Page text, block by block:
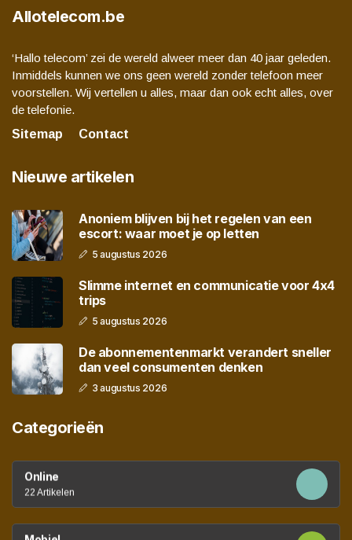
Allotelecom.be
‘Hallo telecom’ zei de wereld alweer meer dan 40 jaar geleden.
Inmiddels kunnen we ons geen wereld zonder telefoon meer
voorstellen. Wij vertellen u alles, maar dan ook echt alles, over
de telefonie.
Sitemap
Contact
Nieuwe artikelen
Anoniem blijven bij het regelen van een
escort: waar moet je op letten
5 augustus 2026
Slimme internet en communicatie voor 4x4
trips
5 augustus 2026
De abonnementenmarkt verandert sneller
dan veel consumenten denken
3 augustus 2026
Categorieën
Online
22 Artikelen